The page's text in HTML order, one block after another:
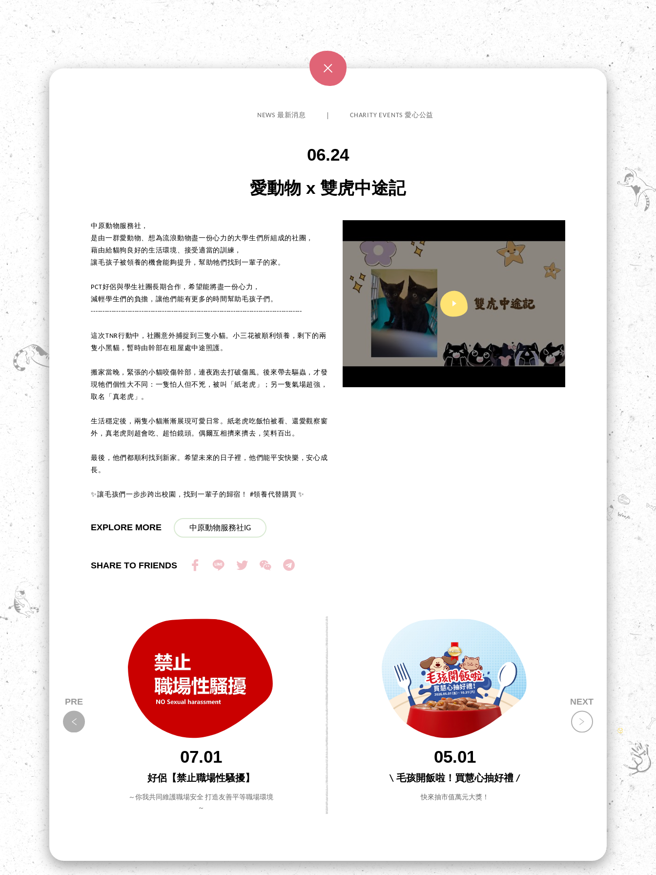
NEWS 最新消息 CHARITY EVENTS 愛心公益
06.24
愛動物 x 雙虎中途記
中原動物服務社，
是由一群愛動物、想為流浪動物盡一份心力的大學生們所組成的社團，
藉由給貓狗良好的生活環境、接受適當的訓練，
讓毛孩子被領養的機會能夠提升，幫助牠們找到一輩子的家。
PCT好侶與學生社團長期合作，希望能將盡一份心力，
減輕學生們的負擔，讓他們能有更多的時間幫助毛孩子們。
--------------------------------------------------------------------------------------------
這次TNR行動中，社團意外捕捉到三隻小貓。小三花被順利領養，剩下的兩
隻小黑貓，暫時由幹部在租屋處中途照護。
搬家當晚，緊張的小貓咬傷幹部，連夜跑去打破傷風。後來帶去驅蟲，才發
現牠們個性大不同：一隻怕人但不兇，被叫「紙老虎」；另一隻氣場超強，
取名「真老虎」。
生活穩定後，兩隻小貓漸漸展現可愛日常。紙老虎吃飯怕被看、還愛觀察窗
外，真老虎則超會吃、超怕鏡頭。偶爾互相擠來擠去，笑料百出。
最後，他們都順利找到新家。希望未來的日子裡，他們能平安快樂，安心成
長。
✨讓毛孩們一步步跨出校園，找到一輩子的歸宿！ #領養代替購買 ✨
EXPLORE MORE 中原動物服務社IG
SHARE TO FRIENDS
怎
事情
07.01
好侶【禁止職場性騷擾】
～你我共同維護職場安全 打造友善平等職場環境
～
05.01
\ 毛孩開飯啦！買慧心抽好禮 /
快來抽市值萬元大獎！